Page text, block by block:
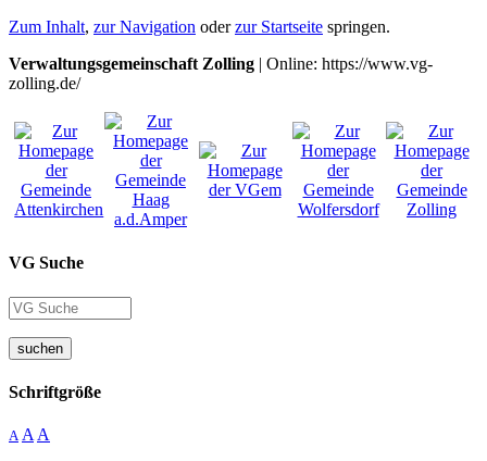
Zum Inhalt, zur Navigation oderzur Startseite springen.
Verwaltungsgemeinschaft Zolling | Online: https://www.vg-
zolling.de/
VG Suche
suchen
Schriftgröße
A A A